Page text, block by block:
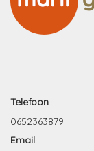
Telefoon
0652363879
Email